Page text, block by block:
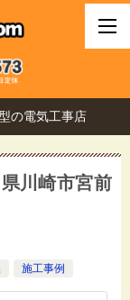
の電気工事店
川崎市宮前
施工事例